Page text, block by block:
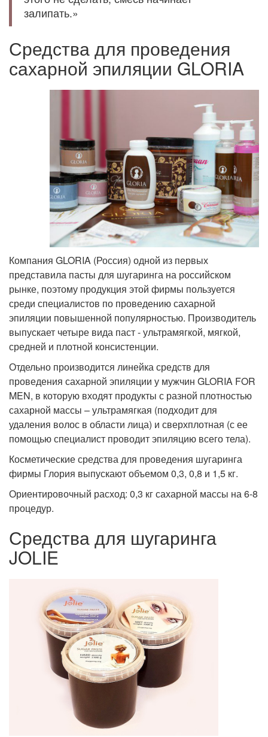
залипать.»
Средства для проведения
сахарной эпиляции GLORIA
Компания GLORIA (Россия) одной из первых
представила пасты для шугаринга на российском
рынке, поэтому продукция этой фирмы пользуется
среди специалистов по проведению сахарной
эпиляции повышенной популярностью. Производитель
выпускает четыре вида паст - ультрамягкой, мягкой,
средней и плотной консистенции.
Отдельно производится линейка средств для
проведения сахарной эпиляции у мужчин GLORIA FOR
MEN, в которую входят продукты с разной плотностью
сахарной массы – ультрамягкая (подходит для
удаления волос в области лица) и сверхплотная (с ее
помощью специалист проводит эпиляцию всего тела).
Косметические средства для проведения шугаринга
фирмы Глория выпускают объемом 0,3, 0,8 и 1,5 кг.
Ориентировочный расход: 0,3 кг сахарной массы на 6-8
процедур.
Средства для шугаринга
JOLIE